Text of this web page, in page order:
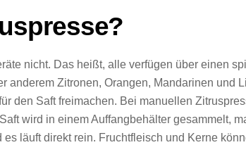
nicht. Das heißt, alle verfügen über einen
anderem Zitronen, Orangen, Mandarinen und
den Saft freimachen. Bei manuellen
wird in einem Auffangbehälter gesammelt,
läuft direkt rein. Fruchtfleisch und Kerne